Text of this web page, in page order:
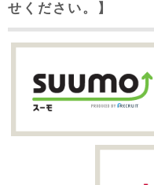
せください。】